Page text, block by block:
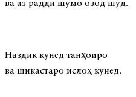
ва аз радди шумо озод шуд.
Наздик кунед танҳоиро
ва шикастаро ислоҳ кунед.